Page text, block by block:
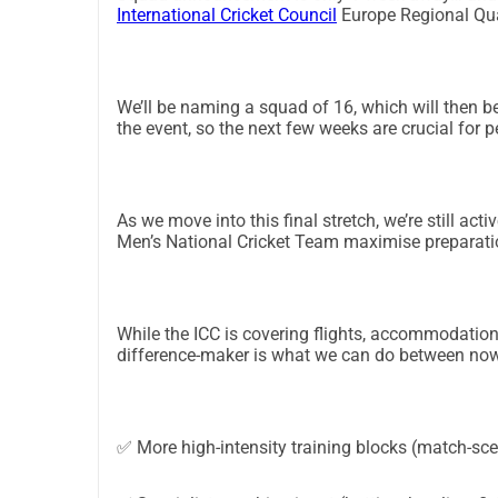
entanto, há uma limitação adicional e
boliche rápido, espaço para simulação de
significa que o treinamento de inverno não é
durante o inverno, apesar do clima da Estônia-
equipamentos) para treinar de forma segura e
competição internacionalO impacto maior:
apenas de um torneio: trata-se de fazer o
jovens se juntam a clubes e programas quando
International Cricket Council Europe Regional
We’ll be naming a squad of 16, which will then
the event, so the next few weeks are crucial for
As we move into this final stretch, we’re still
Men’s National Cricket Team maximise
While the ICC is covering flights,
difference-maker is what we can do between
✅ More high-intensity training blocks (match-